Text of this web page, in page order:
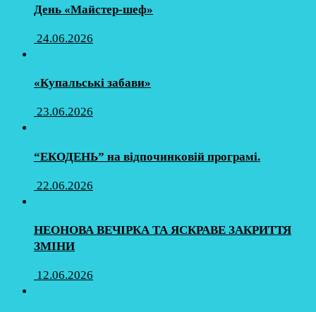
День «Майстер-шеф»
24.06.2026
«Купальські забави»
23.06.2026
“ЕКОДЕНЬ” на відпочинковій програмі.
22.06.2026
НЕОНОВА ВЕЧІРКА ТА ЯСКРАВЕ ЗАКРИТТЯ
ЗМІНИ
12.06.2026